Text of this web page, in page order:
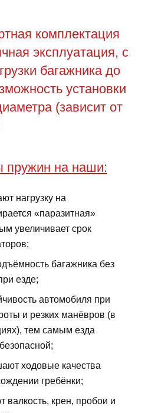
комплектация
эксплуатация, с
багажника до
установки
(зависит от
пружин на наши:
нагрузку на
«паразитная»
увеличивает срок
багажника без
езде;
автомобиля при
и резких манёвров (в
тем самым езда
ходовые качества
гребёнки;
валкость, крен, пробои и